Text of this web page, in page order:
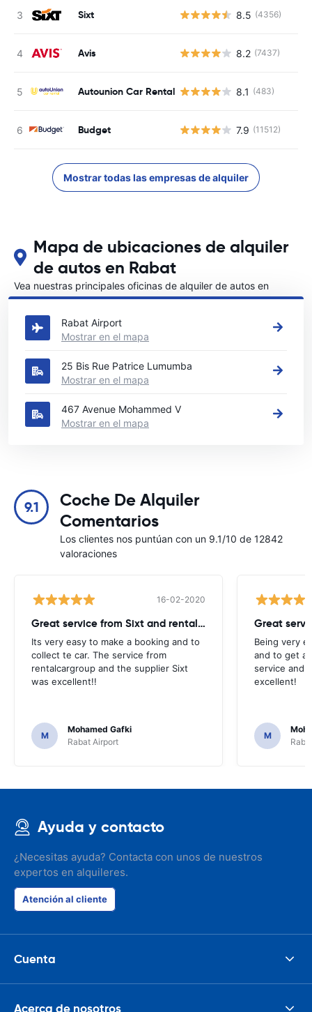
Sixt 8.5 (4356)
Avis 8.2 (7437)
Autounion Car Rental 8.1 (483)
Budget 7.9 (11512)
Mostrar todas las empresas de alquiler
Mapa de ubicaciones de alquiler
de autos en Rabat
Vea nuestras principales oficinas de alquiler de autos en
Rabat
Rabat Airport
Mostrar en el mapa
25 Bis Rue Patrice Lumumba
Mostrar en el mapa
467 Avenue Mohammed V
Mostrar en el mapa
9.1
Coche De Alquiler
Comentarios
Los clientes nos puntúan con un 9.1/10 de 12842
valoraciones
16-02-2020
Great service from Sixt and rentalcargroup!
Its very easy to make a booking and to
collect te car. The service from
rentalcargroup and the supplier Sixt
was excellent!!
M
Mohamed Gafki
Rabat Airport
Being very
and to get a
service and
excellent!
M
Ayuda y contacto
¿Necesitas ayuda? Contacta con unos de nuestros
expertos en alquileres.
Atención al cliente
Cuenta
Acerca de nosotros